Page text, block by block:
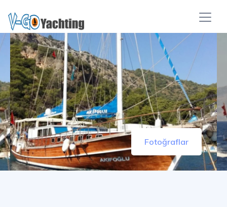
Fotoğraflar